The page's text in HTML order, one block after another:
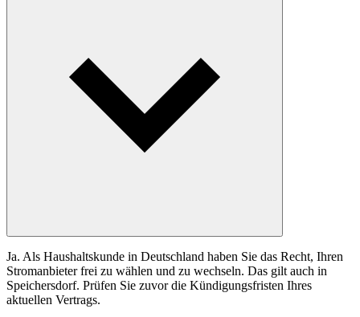
Ja. Als Haushaltskunde in Deutschland haben Sie das Recht, Ihren
Stromanbieter frei zu wählen und zu wechseln. Das gilt auch in
Speichersdorf. Prüfen Sie zuvor die Kündigungsfristen Ihres
aktuellen Vertrags.